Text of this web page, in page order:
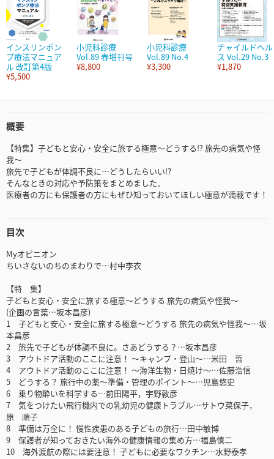
インスリンポン
プ療法マニュア
ル 改訂第4版
¥5,500
小児科診療
Vol.89 春増刊号
¥8,800
小児科診療
Vol.89 No.4
¥3,300
チャイルドヘル
ス Vol.29 No.3
¥1,870
概要
【特集】子どもと安心・安全に旅する極意～どうする⁉ 旅先の病気や怪
我～
旅先で子どもが体調不良に…どうしたらいい!?
そんなときの対応や予防策をまとめました．
医療者の方にも保護者の方にもぜひ知っておいてほしい極意が満載です！
目次
Myオピニオン
ちいさないのちのまわりで…村中李衣
【特 集】
子どもと安心・安全に旅する極意～どうする 旅先の病気や怪我～
(企画の言葉…坂本昌彦)
1 子どもと安心・安全に旅する極意～どうする 旅先の病気や怪我～…坂
本昌彦
2 旅先で子どもが体調不良に。さあどうする？…坂本昌彦
3 アウトドア活動のここに注意！ ～キャンプ・登山～…米田 哲
4 アウトドア活動のここに注意！ ～海洋生物・日焼け～…佐藤浩信
5 どうする？ 旅行中の薬～準備・管理のポイント～…児島悠史
6 乗り物酔いを科学する…前田陽平，宇野敦彦
7 気をつけたい飛行機内での乳幼児の健康トラブル…サトウ菜保子，
原 順子
8 準備は万全に！ 慢性疾患のある子どもの旅行…田中敏博
9 保護者が知っておきたい海外の健康情報の集め方…福島慎二
10 海外渡航の際には要注意！ 子どもに必要なワクチン…水野泰孝